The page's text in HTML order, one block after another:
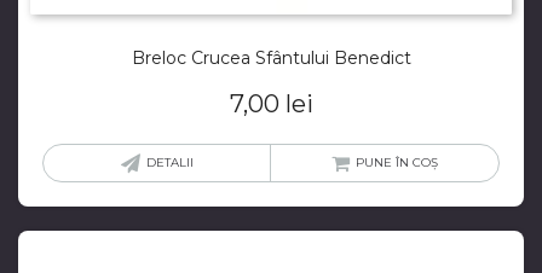
Breloc Crucea Sfântului Benedict
7,00 lei
DETALII PUNE ÎN COȘ